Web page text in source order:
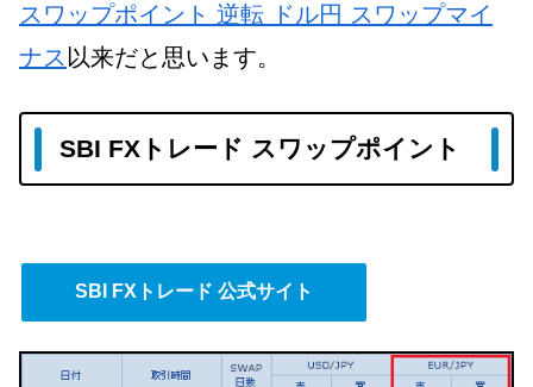
スワップポイント 逆転 ドル円 スワップマイ
ナス 以来だと思います。
SBI FXトレード スワップポイント
SBI FXトレード 公式サイト